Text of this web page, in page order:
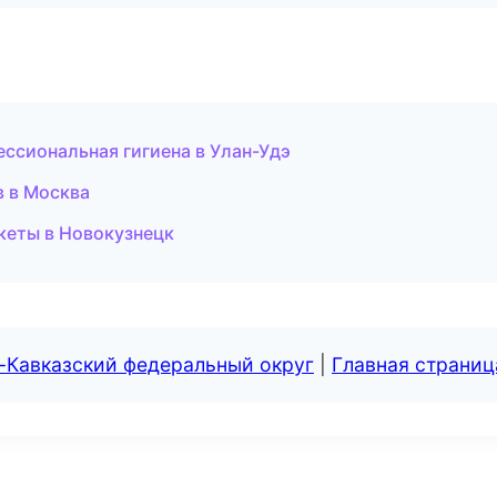
гигиена в Улан-Удэ
в Москва
в Новокузнецк
федеральный округ Главная